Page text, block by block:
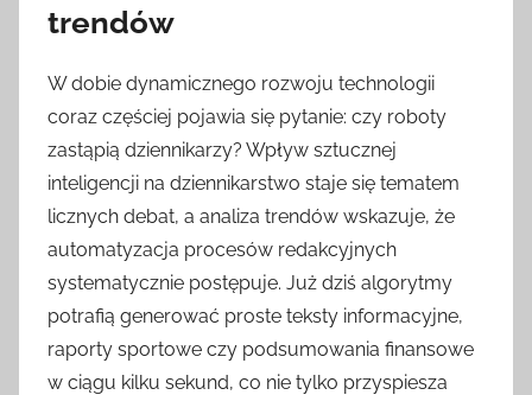
trendów
W dobie dynamicznego rozwoju technologii
coraz częściej pojawia się pytanie: czy roboty
zastąpią dziennikarzy? Wpływ sztucznej
inteligencji na dziennikarstwo staje się tematem
licznych debat, a analiza trendów wskazuje, że
automatyzacja procesów redakcyjnych
systematycznie postępuje. Już dziś algorytmy
potrafią generować proste teksty informacyjne,
raporty sportowe czy podsumowania finansowe
w ciągu kilku sekund, co nie tylko przyspiesza